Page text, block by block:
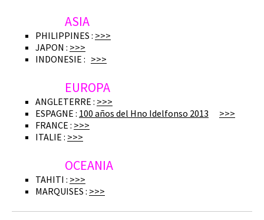
ASIA
PHILIPPINES : >>>
JAPON : >>>
INDONESIE : >>>
EUROPA
ANGLETERRE : >>>
ESPAGNE : 100 años del Hno Idelfonso 2013
>>>
FRANCE : >>>
ITALIE : >>>
OCEANIA
TAHITI : >>>
MARQUISES : >>>